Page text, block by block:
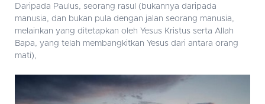
Daripada Paulus, seorang rasul (bukannya daripada
manusia, dan bukan pula dengan jalan seorang manusia,
melainkan yang ditetapkan oleh Yesus Kristus serta Allah
Bapa, yang telah membangkitkan Yesus dari antara orang
mati),